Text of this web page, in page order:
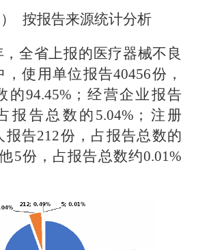
） 按报告来源统计分析
，全省上报的医疗器械不良
使用单位报告40456份，
的94.45%；经营企业报告
报告总数的5.04%；注册
报告212份，占报告总数的
5份，占报告总数约0.01%